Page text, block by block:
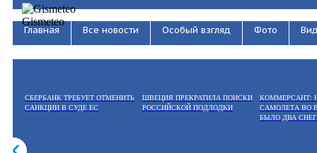
Gismeteo
Главная Все новости Особый взгляд Фото
СБЕРБАНК ТРЕБУЕТ ОТМЕНИТЬ
САНКЦИИ В СУДЕ ЕС
ШВЕЦИЯ ПРЕКРАТИЛА ПОИСКИ
РОССИЙСКОЙ ПОДЛОДКИ
КОММЕРСАНТ:
САМОЛЕТА ВО
БЫЛО ДВА